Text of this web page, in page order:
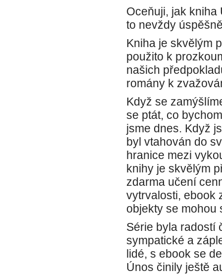
Oceňuji, jak
to nevždy
Kniha je skvělým
použito k
našich
romány k
Když se
se ptát, co
jsme dnes. Když
byl vtahován do
hranice mezi
knihy je skvělým
zdarma učení
vytrvalosti, ebook
objekty se mohou
Série byla radostí
sympatické a
lidé, s ebook se
Únos činily ještě